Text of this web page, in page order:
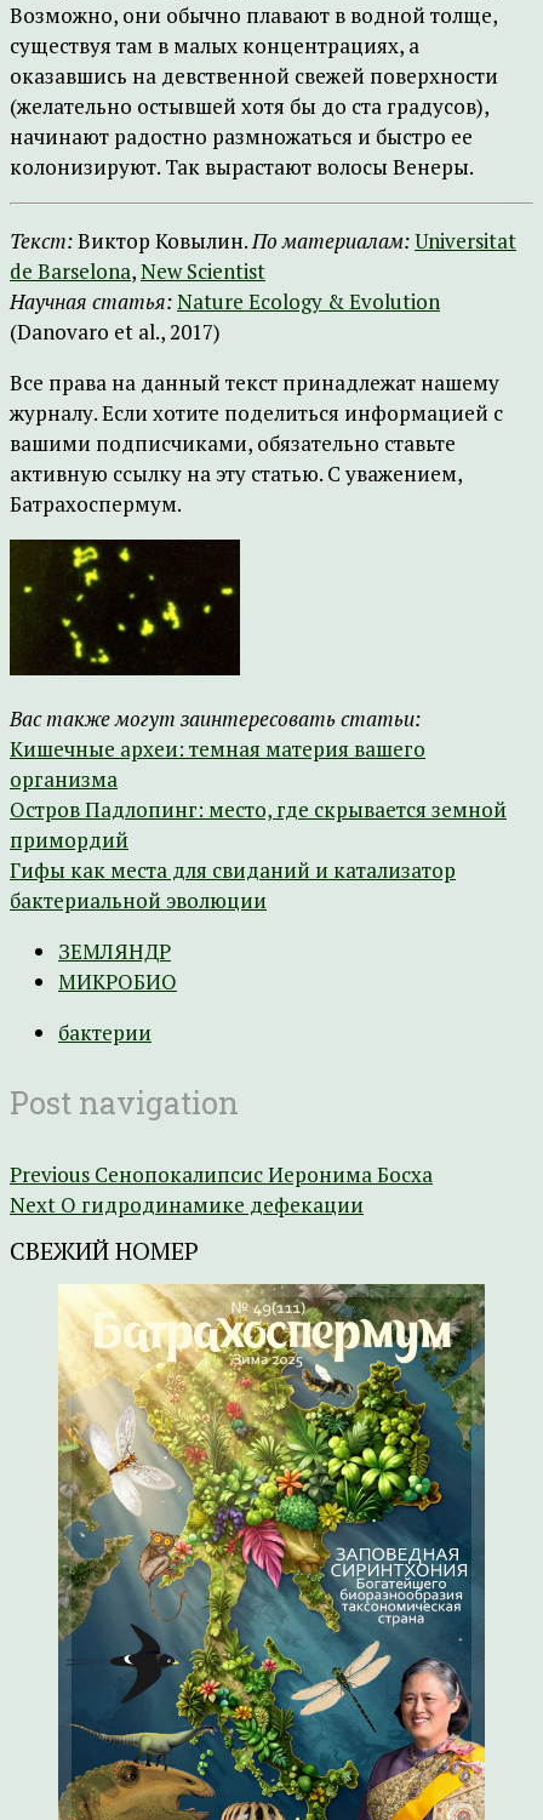
Возможно, они обычно плавают в водной толще,
существуя там в малых концентрациях, а
оказавшись на девственной свежей поверхности
(желательно остывшей хотя бы до ста градусов),
начинают радостно размножаться и быстро ее
колонизируют. Так вырастают волосы Венеры.
Текст:Виктор Ковылин.По материалам:Universitat
de Barselona,New Scientist
Научная статья:Nature Ecology & Evolution
(Danovaro et al., 2017)
Все права на данный текст принадлежат нашему
журналу. Если хотите поделиться информацией с
вашими подписчиками, обязательно ставьте
активную ссылку на эту статью. С уважением,
Батрахоспермум.
Вас также могут заинтересовать статьи:
Кишечные археи: темная материя вашего
организма
Остров Падлопинг: место, где скрывается земной
примордий
Гифы как места для свиданий и катализатор
бактериальной эволюции
ЗЕМЛЯНДР
МИКРОБИО
бактерии
Post navigation
Previous Сенопокалипсис Иеронима Босха
Next О гидродинамике дефекации
СВЕЖИЙ НОМЕР